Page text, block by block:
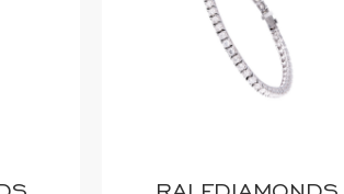
RALFDIAMONDS